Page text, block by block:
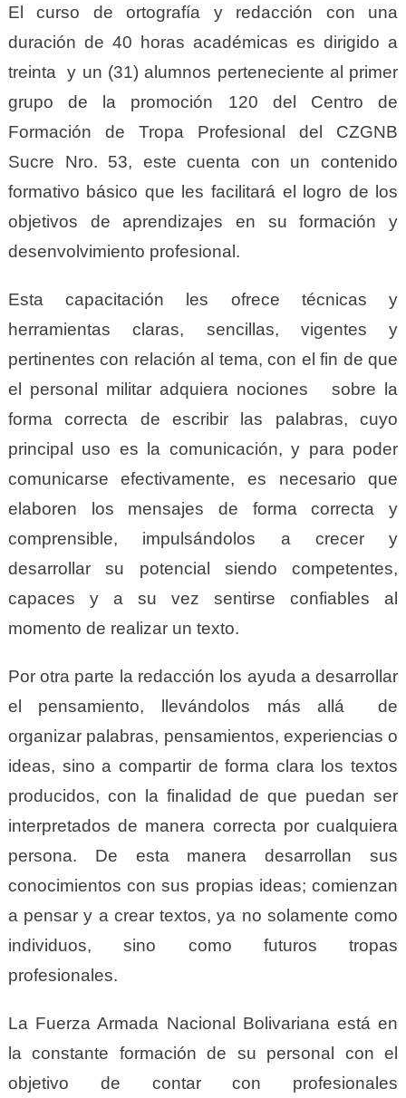
El curso de ortografía y redacción con una
duración de 40 horas académicas es dirigido a
treinta y un (31) alumnos perteneciente al primer
grupo de la promoción 120 del Centro de
Formación de Tropa Profesional del CZGNB
Sucre Nro. 53, este cuenta con un contenido
formativo básico que les facilitará el logro de los
objetivos de aprendizajes en su formación y
desenvolvimiento profesional.
Esta capacitación les ofrece técnicas y
herramientas claras, sencillas, vigentes y
pertinentes con relación al tema, con el fin de que
el personal militar adquiera nociones sobre la
forma correcta de escribir las palabras, cuyo
principal uso es la comunicación, y para poder
comunicarse efectivamente, es necesario que
elaboren los mensajes de forma correcta y
comprensible, impulsándolos a crecer y
desarrollar su potencial siendo competentes,
capaces y a su vez sentirse confiables al
momento de realizar un texto.
Por otra parte la redacción los ayuda a desarrollar
el pensamiento, llevándolos más allá de
organizar palabras, pensamientos, experiencias o
ideas, sino a compartir de forma clara los textos
producidos, con la finalidad de que puedan ser
interpretados de manera correcta por cualquiera
persona. De esta manera desarrollan sus
conocimientos con sus propias ideas; comienzan
a pensar y a crear textos, ya no solamente como
individuos, sino como futuros tropas
profesionales.
La Fuerza Armada Nacional Bolivariana está en
la constante formación de su personal con el
objetivo de contar con profesionales